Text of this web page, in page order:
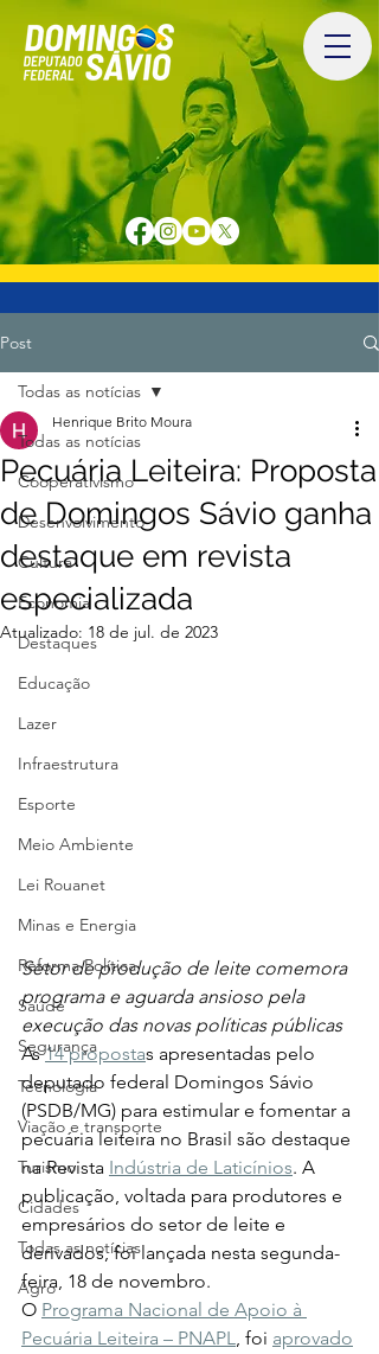
Post
Todas as notícias
Cooperativismo
Desenvolvimento
Cultura
Economia
Destaques
Educação
Lazer
Infraestrutura
Esporte
Meio Ambiente
Lei Rouanet
Minas e Energia
Reforma Política
Saúde
Segurança
Tecnologia
Viação e transporte
Turismo
Cidades
Todas as notícias
Agro
Todas as notícias
Pecuária Leiteira: Proposta
de Domingos Sávio ganha
destaque em revista
especializada
Henrique Brito Moura
Atualizado: 18 de jul. de 2023
Setor de produção de leite comemora
programa e aguarda ansioso pela
execução das novas políticas públicas
As 14 propostas apresentadas pelo
deputado federal Domingos Sávio
(PSDB/MG) para estimular e fomentar a
pecuária leiteira no Brasil são destaque
na Revista Indústria de Laticínios. A
publicação, voltada para produtores e
empresários do setor de leite e
derivados, foi lançada nesta segunda-
feira, 18 de novembro.
O Programa Nacional de Apoio à
Pecuária Leiteira – PNAPL, foi aprovado